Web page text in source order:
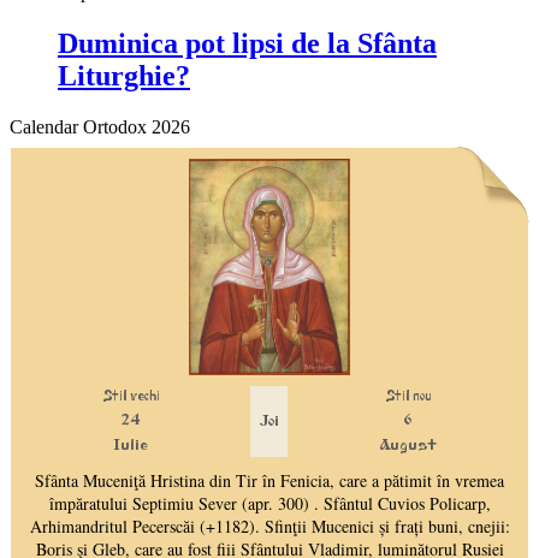
Duminica pot lipsi de la Sfânta
Liturghie?
Calendar Ortodox 2026